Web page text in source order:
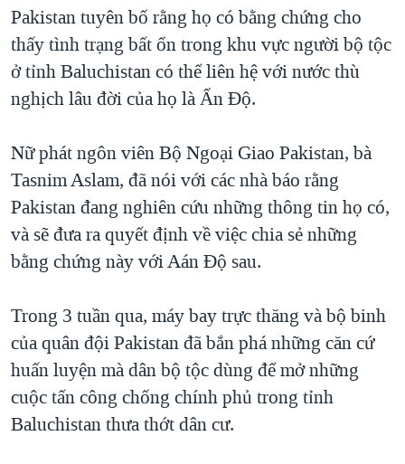
hướng
chính
Đi
tới
MỤC
TỰ DO BÁO CHÍ
ĐỜI SỐNG
KINH TẾ
KHOA HỌC
THỂ THAO
GIÁO DỤC
CHUYÊN ĐỀ
CHIẾN TRANH THƯƠNG MẠI CỦA MỸ: QUÁ KHỨ VÀ HIỆN
TẠI
GIẢI MÃ VÀNH ĐAI & CON ĐƯỜNG
NGÀY TỊ NẠN THẾ GIỚI
TRỊNH VĨNH BÌNH - NGƯỜI HẠ 'BÊN THẮNG CUỘC'
CHI PHÍ CHIẾN TRANH AFGHANISTAN
CÁC GIÁ TRỊ CỘNG HÒA Ở VIỆT NAM
THƯỢNG ĐỈNH TRUMP-KIM TẠI VIỆT NAM
TRỊNH VĨNH BÌNH VS. CHÍNH PHỦ VIỆT NAM
HỌC TIẾNG ANH
NGHE
MẠNG XÃ HỘI
Pakistan tuyên bố rằng họ có bằng chứng cho
thấy tình trạng bất ổn trong khu vực người bộ tộc
ở tỉnh Baluchistan có thể liên hệ với nước thù
nghịch lâu đời của họ là Ấn Độ.
Nữ phát ngôn viên Bộ Ngoại Giao Pakistan, bà
Tasnim Aslam, đã nói với các nhà báo rằng
Pakistan đang nghiên cứu những thông tin họ có,
và sẽ đưa ra quyết định về việc chia sẻ những
bằng chứng này với Aán Độ sau.
Trong 3 tuần qua, máy bay trực thăng và bộ binh
của quân đội Pakistan đã bắn phá những căn cứ
huấn luyện mà dân bộ tộc dùng để mở những
cuộc tấn công chống chính phủ trong tỉnh
Baluchistan thưa thớt dân cư.